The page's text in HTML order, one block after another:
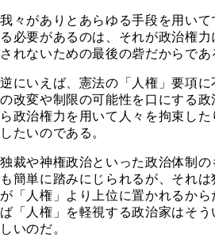
我々がありとあらゆる手段を用い
る必要があるのは、それが政治権
されないための最後の砦だからであ
逆にいえば、憲法の「人権」要項
の改変や制限の可能性を口にする
ら政治権力を用いて人々を拘束した
したいのである。
独裁や神権政治といった政治体制の
も簡単に踏みにじられるが、それ
が「人権」より上位に置かれるか
ば「人権」を軽視する政治家はそう
しいのだ。